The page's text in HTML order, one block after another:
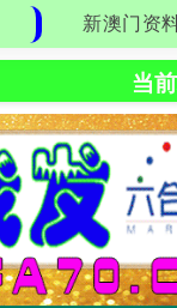
新澳门资
当